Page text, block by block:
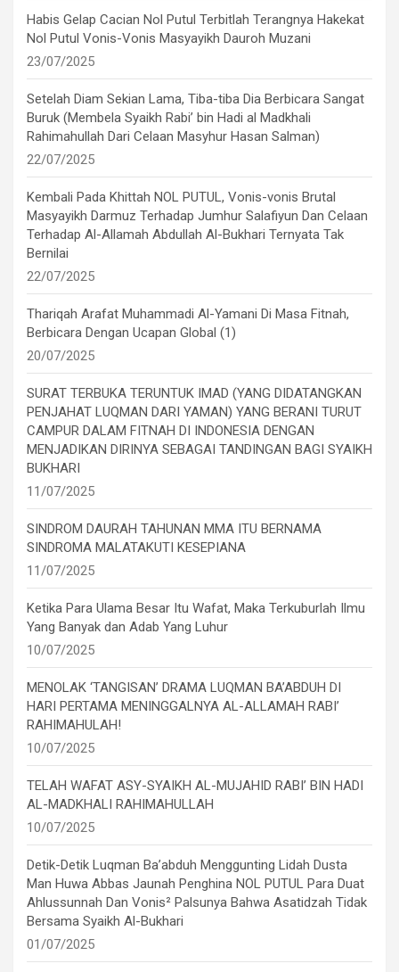
Habis Gelap Cacian Nol Putul Terbitlah Terangnya Hakekat
Nol Putul Vonis-Vonis Masyayikh Dauroh Muzani
23/07/2025
Setelah Diam Sekian Lama, Tiba-tiba Dia Berbicara Sangat
Buruk (Membela Syaikh Rabi’ bin Hadi al Madkhali
Rahimahullah Dari Celaan Masyhur Hasan Salman)
22/07/2025
Kembali Pada Khittah NOL PUTUL, Vonis-vonis Brutal
Masyayikh Darmuz Terhadap Jumhur Salafiyun Dan Celaan
Terhadap Al-Allamah Abdullah Al-Bukhari Ternyata Tak
Bernilai
22/07/2025
Thariqah Arafat Muhammadi Al-Yamani Di Masa Fitnah,
Berbicara Dengan Ucapan Global (1)
20/07/2025
SURAT TERBUKA TERUNTUK IMAD (YANG DIDATANGKAN
PENJAHAT LUQMAN DARI YAMAN) YANG BERANI TURUT
CAMPUR DALAM FITNAH DI INDONESIA DENGAN
MENJADIKAN DIRINYA SEBAGAI TANDINGAN BAGI SYAIKH
BUKHARI
11/07/2025
SINDROM DAURAH TAHUNAN MMA ITU BERNAMA
SINDROMA MALATAKUTI KESEPIANA
11/07/2025
Ketika Para Ulama Besar Itu Wafat, Maka Terkuburlah Ilmu
Yang Banyak dan Adab Yang Luhur
10/07/2025
MENOLAK ‘TANGISAN’ DRAMA LUQMAN BA’ABDUH DI
HARI PERTAMA MENINGGALNYA AL-ALLAMAH RABI’
RAHIMAHULAH!
10/07/2025
TELAH WAFAT ASY-SYAIKH AL-MUJAHID RABI’ BIN HADI
AL-MADKHALI RAHIMAHULLAH
10/07/2025
Detik-Detik Luqman Ba’abduh Menggunting Lidah Dusta
Man Huwa Abbas Jaunah Penghina NOL PUTUL Para Duat
Ahlussunnah Dan Vonis² Palsunya Bahwa Asatidzah Tidak
Bersama Syaikh Al-Bukhari
01/07/2025